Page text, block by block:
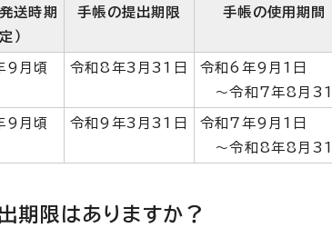
送時期
）
手帳の提出期限 手帳の使用期間
9月頃 令和8年3月31日
令和6年9月1日
～令和7年8月31
9月頃 令和9年3月31日
令和7年9月1日
～令和8年8月31
期限はありますか？